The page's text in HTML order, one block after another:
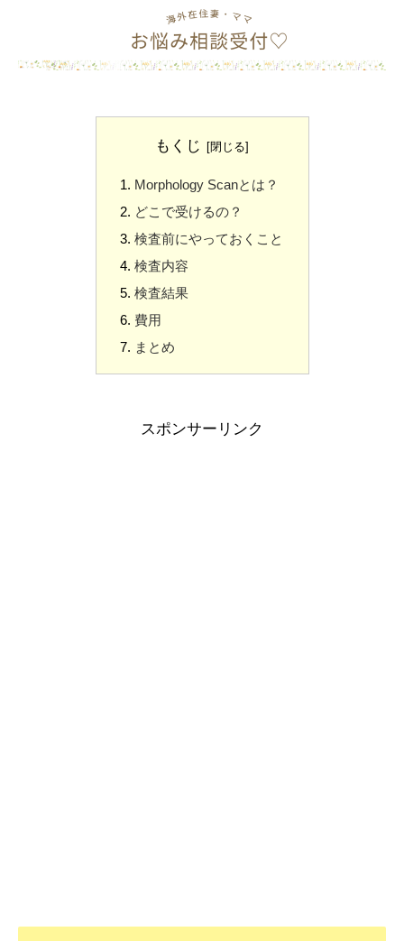
もくじ
Morphology Scanとは？
どこで受けるの？
検査前にやっておくこと
検査内容
検査結果
費用
まとめ
スポンサーリンク